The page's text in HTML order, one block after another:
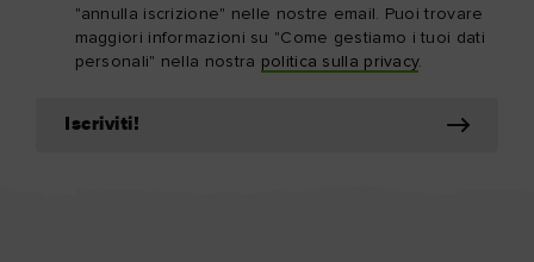
"annulla iscrizione" nelle nostre email. Puoi trovare
maggiori informazioni su "Come gestiamo i tuoi dati
personali" nella nostra politica sulla privacy.
Iscriviti!